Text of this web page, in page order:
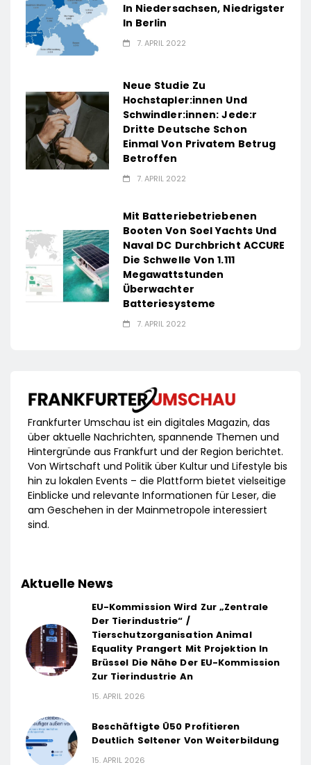
In Niedersachsen, Niedrigster
In Berlin
7. APRIL 2022
Neue Studie Zu
Hochstapler:innen Und
Schwindler:innen: Jede:r
Dritte Deutsche Schon
Einmal Von Privatem Betrug
Betroffen
7. APRIL 2022
Mit Batteriebetriebenen
Booten Von Soel Yachts Und
Naval DC Durchbricht ACCURE
Die Schwelle Von 1.111
Megawattstunden
Überwachter
Batteriesysteme
7. APRIL 2022
Frankfurter Umschau ist ein digitales Magazin, das
über aktuelle Nachrichten, spannende Themen und
Hintergründe aus Frankfurt und der Region berichtet.
Von Wirtschaft und Politik über Kultur und Lifestyle bis
hin zu lokalen Events – die Plattform bietet vielseitige
Einblicke und relevante Informationen für Leser, die
am Geschehen in der Mainmetropole interessiert
sind.
Aktuelle News
EU-Kommission Wird Zur „Zentrale
Der Tierindustrie“ /
Tierschutzorganisation Animal
Equality Prangert Mit Projektion In
Brüssel Die Nähe Der EU-Kommission
Zur Tierindustrie An
15. APRIL 2026
Beschäftigte Ü50 Profitieren
Deutlich Seltener Von Weiterbildung
15. APRIL 2026